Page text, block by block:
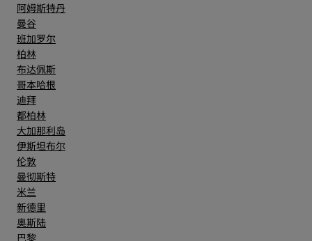
阿姆斯特丹
曼谷
班加罗尔
柏林
布达佩斯
哥本哈根
迪拜
都柏林
大加那利岛
伊斯坦布尔
伦敦
曼彻斯特
米兰
新德里
奥斯陆
巴黎